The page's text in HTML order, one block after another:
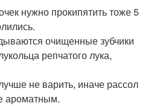
нужно прокипятить тоже 5
очищенные зубчики
репчатого лука,
не варить, иначе рассол
ароматным.